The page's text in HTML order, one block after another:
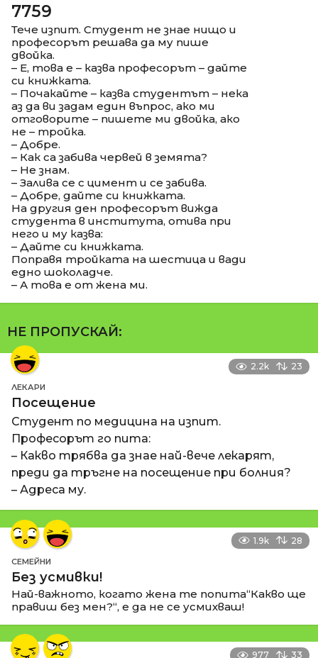
7759
Тече изпит. Студент не знае нищо и
професорът решава да му пише
двойка.
– Е, това е – казва професорът – дайте
си книжката.
– Почакайте – казва студентът – нека
аз да ви задам един въпрос, ако ми
отговорите – пишете ми двойка, ако
не – тройка.
– Добре.
– Как са забива червей в земята?
– Не знам.
– Залива се с цимент и се забива.
– Добре, дайте си книжката.
На другия ден професорът вижда
студента в института, отива при
него и му казва:
– Дайте си книжката.
Поправя тройката на шестица и вади
едно шоколадче.
– А това е от жена ми.
НЕ ПРОПУСКАЙ:
2.2k 23
ЛЕКАРИ
Посещение
Студент по медицина на изпит.
Професорът го пита:
– Какво трябва да знае най-вече лекарят,
преди да тръгне на посещение при болния?
– Адреса му.
1.9k 28
СЕМЕЙНИ
Без усмивки!
Най-важното, когато жена те попита“Какво ще
правиш без мен?“, е да не се усмихваш!
977 33